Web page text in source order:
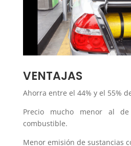
VENTAJAS
Ahorra entre el 44% y el 55%
Precio mucho menor al
combustible.
Menor emisión de sustancias